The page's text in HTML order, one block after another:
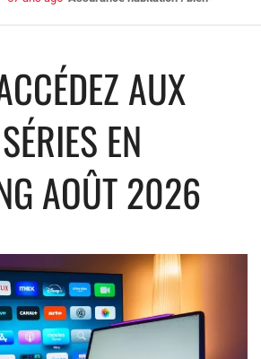
AUX
EN
AOÛT 2026